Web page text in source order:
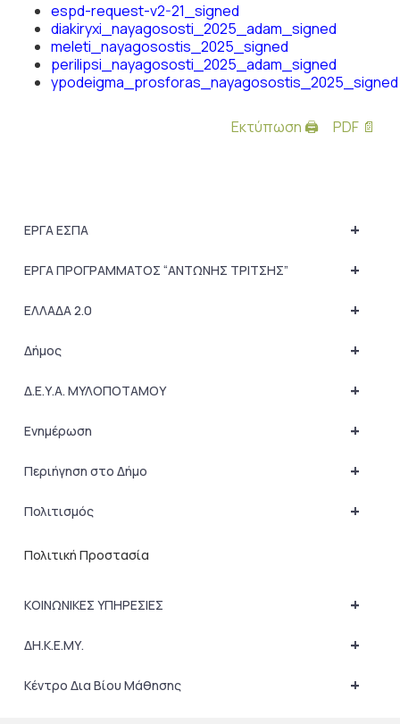
espd-request-v2-21_signed
diakiryxi_nayagososti_2025_adam_signed
meleti_nayagosostis_2025_signed
perilipsi_nayagososti_2025_adam_signed
ypodeigma_prosforas_nayagosostis_2025_signed
Εκτύπωση 🖨 PDF 📄
+
ΕΡΓΑ ΕΣΠΑ
+
ΕΡΓΑ ΠΡΟΓΡΑΜΜΑΤΟΣ “ΑΝΤΩΝΗΣ ΤΡΙΤΣΗΣ”
+
ΕΛΛΑΔΑ 2.0
+
Δήμος
+
Δ.Ε.Υ.Α. ΜΥΛΟΠΟΤΑΜΟΥ
+
Ενημέρωση
+
Περιήγηση στο Δήμο
+
Πολιτισμός
Πολιτική Προστασία
+
ΚΟΙΝΩΝΙΚΕΣ ΥΠΗΡΕΣΙΕΣ
+
ΔΗ.Κ.Ε.ΜΥ.
+
Κέντρο Δια Βίου Μάθησης